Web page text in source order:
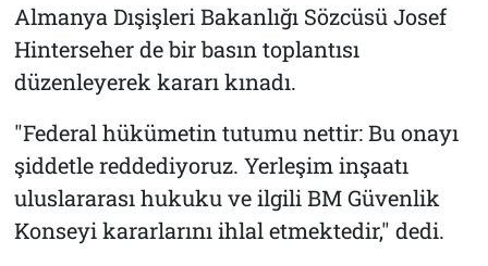
Almanya Dışişleri Bakanlığı Sözcüsü Josef
Hinterseher de bir basın toplantısı
düzenleyerek kararı kınadı.
"Federal hükümetin tutumu nettir: Bu onayı
şiddetle reddediyoruz. Yerleşim inşaatı
uluslararası hukuku ve ilgili BM Güvenlik
Konseyi kararlarını ihlal etmektedir," dedi.